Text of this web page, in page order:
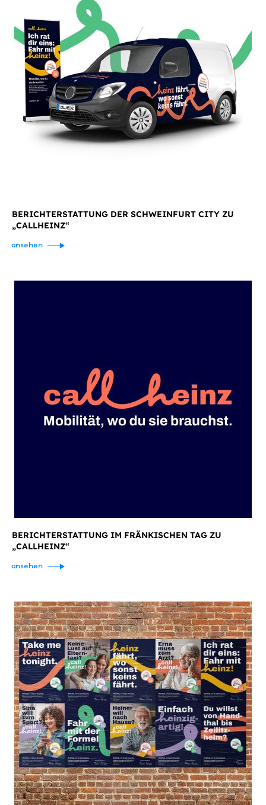
BERICHTERSTATTUNG DER SCHWEINFURT CITY ZU
„CALLHEINZ“
ansehen
BERICHTERSTATTUNG IM FRÄNKISCHEN TAG ZU
„CALLHEINZ“
ansehen